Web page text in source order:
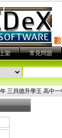
架 常見問題
三貝德升學王 高中